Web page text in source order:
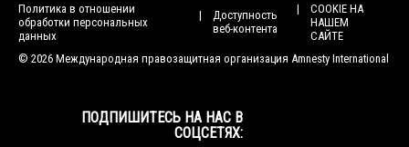
Политика в отношении
обработки персональных
данных
Доступность
веб-контента
COOKIE НА
НАШЕМ
САЙТЕ
© 2026 Международная правозащитная организация Amnesty International
ПОДПИШИТЕСЬ НА НАС В
СОЦСЕТЯХ: